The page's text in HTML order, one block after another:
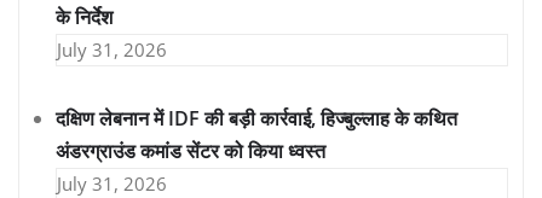
के निर्देश
July 31, 2026
दक्षिण लेबनान में IDF की बड़ी कार्रवाई, हिज्बुल्लाह के कथित
अंडरग्राउंड कमांड सेंटर को किया ध्वस्त
July 31, 2026